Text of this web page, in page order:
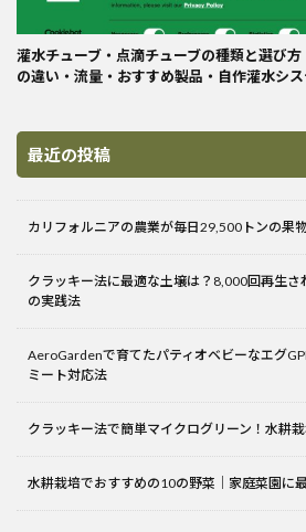
灌水チューブ・点滴チューブの種類と選び
の違い・流量・おすすめ製品・自作灌水シ
最近の投稿
カリフォルニアの農業が毎日29,500トンの果
クラッキー法に最適な土壌は？8,000回再生
の実践法
AeroGardenで育てたパティオベビーなエグ
ミート対応法
クラッキー法で簡単マイクログリーン！水耕
水耕栽培でおすすめの10の野菜｜家庭菜園に